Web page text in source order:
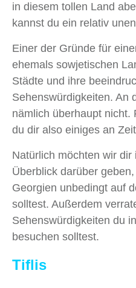
in diesem tollen Land
kannst du ein relativ
Einer der Gründe für
ehemals sowjetischen
Städte und ihre
Sehenswürdigkeiten. An
nämlich überhaupt nicht.
du dir also einiges an
Natürlich möchten wir
Überblick darüber
Georgien unbedingt auf
solltest. Außerdem
Sehenswürdigkeiten du
besuchen solltest.
Tiflis